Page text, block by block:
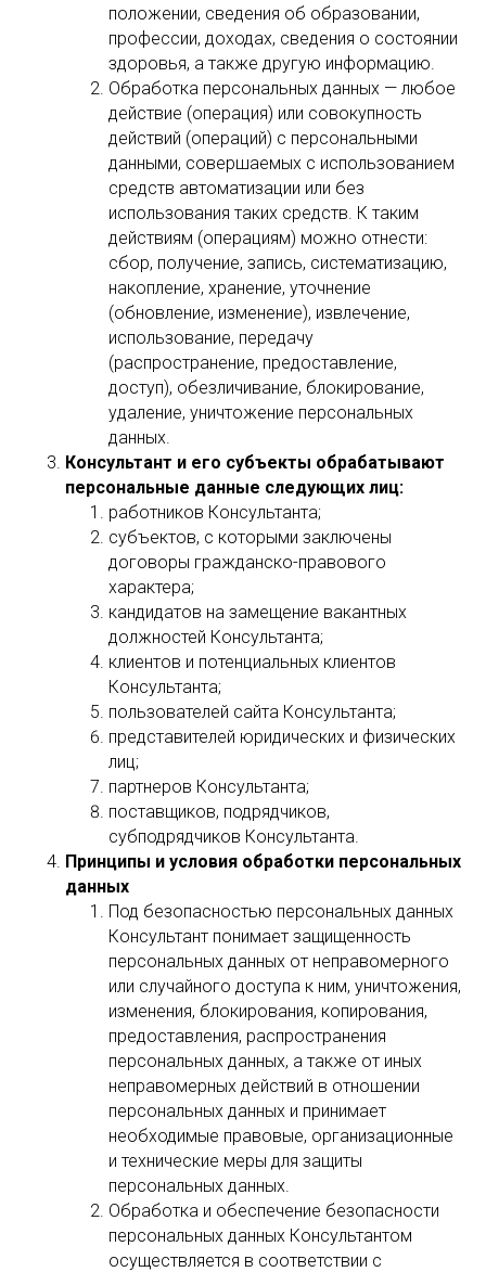
положении, сведения об образовании,
профессии, доходах, сведения о состоянии
здоровья, а также другую информацию.
Обработка персональных данных — любое
действие (операция) или совокупность
действий (операций) с персональными
данными, совершаемых с использованием
средств автоматизации или без
использования таких средств. К таким
действиям (операциям) можно отнести:
сбор, получение, запись, систематизацию,
накопление, хранение, уточнение
(обновление, изменение), извлечение,
использование, передачу
(распространение, предоставление,
доступ), обезличивание, блокирование,
удаление, уничтожение персональных
данных.
Консультант и его субъекты обрабатывают
персональные данные следующих лиц:
работников Консультанта;
субъектов, с которыми заключены
договоры гражданско-правового
характера;
кандидатов на замещение вакантных
должностей Консультанта;
клиентов и потенциальных клиентов
Консультанта;
пользователей сайта Консультанта;
представителей юридических и физических
лиц;
партнеров Консультанта;
поставщиков, подрядчиков,
субподрядчиков Консультанта.
Принципы и условия обработки персональных
данных
Под безопасностью персональных данных
Консультант понимает защищенность
персональных данных от неправомерного
или случайного доступа к ним, уничтожения,
изменения, блокирования, копирования,
предоставления, распространения
персональных данных, а также от иных
неправомерных действий в отношении
персональных данных и принимает
необходимые правовые, организационные
и технические меры для защиты
персональных данных.
Обработка и обеспечение безопасности
персональных данных Консультантом
осуществляется в соответствии с